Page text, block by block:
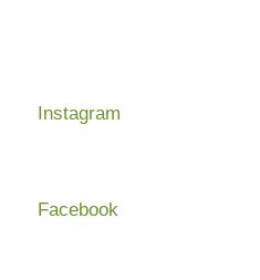
Instagram
Facebook